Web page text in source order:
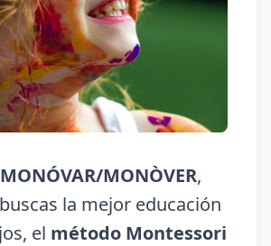
MONÓVAR/MONÒVER,
la mejor educación
el método Montessori